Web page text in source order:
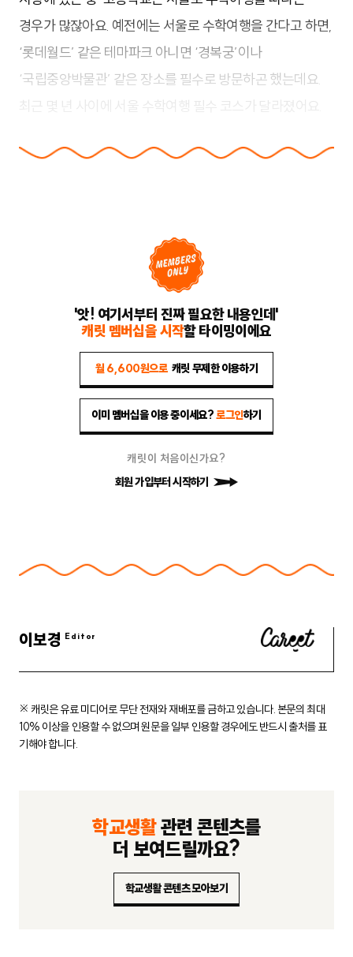
경우가 많잖아요. 예전에는 서울로 수학여행을 간다고 하면,
‘롯데월드’ 같은 테마파크 아니면 ‘경복궁’이나
‘국립중앙박물관’ 같은 장소를 필수로 방문하곤 했는데요.
최근 몇 년 사이에 서울 수학여행 필수 코스가 달라졌어요.
'앗! 여기서부터 진짜 필요한 내용인데'
캐릿 멤버십을 시작할 타이밍이에요
월 6,600원으로 캐릿 무제한 이용하기
이미 멤버십을 이용 중이세요?로그인하기
캐릿이 처음이신가요?
회원 가입부터 시작하기
이보경
※ 캐릿은 유료 미디어로 무단 전재와 재배포를 금하고 있습니다. 본문의 최대
10% 이상을 인용할 수 없으며 원문을 일부 인용할 경우에도반드시 출처를 표
기해야 합니다.
학교생활관련 콘텐츠를
더 보여드릴까요?
학교생활 콘텐츠 모아보기